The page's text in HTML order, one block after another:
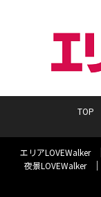
TOP
エリアLOVEWalker
夜景LOVEWalker